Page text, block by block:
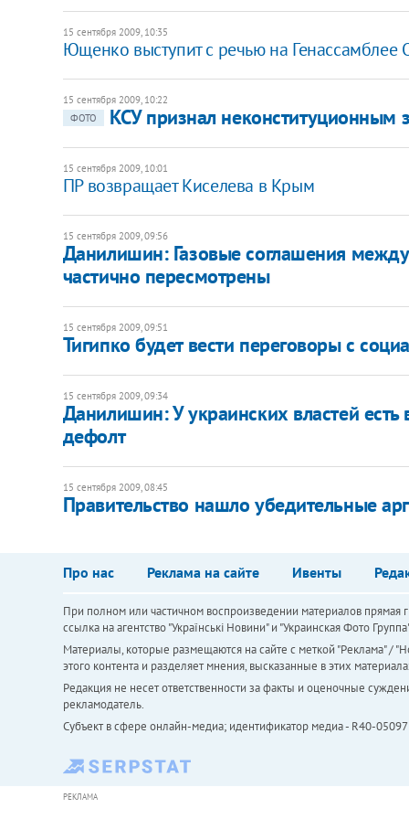
15 сентября 2009, 10:35
Ющенко выступит с речью на
15 сентября 2009, 10:22
ФОТО
КСУ признал неконституционным
15 сентября 2009, 10:01
ПР возвращает Киселева в Крым
15 сентября 2009, 09:56
Данилишин: Газовые соглашения
частично пересмотрены
15 сентября 2009, 09:51
Тигипко будет вести переговоры с
15 сентября 2009, 09:34
Данилишин: У украинских властей
дефолт
15 сентября 2009, 08:45
Правительство нашло убедительные
Про нас Реклама на сайте Ивенты
При полном или частичном воспроизведении материалов прямая
ссылка на агентство "Українськi Новини" и "Украинская Фото
Материалы, которые размещаются на сайте с меткой "Реклама" /
этого контента и разделяет мнения, высказанные в этих
Редакция не несет ответственности за факты и оценочные
рекламодатель.
Субъект в сфере онлайн-медиа; идентификатор медиа - R40-05097
РЕКЛАМА